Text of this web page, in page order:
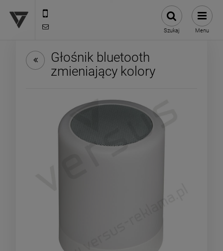
Szukaj Menu
Głośnik bluetooth
zmieniający kolory